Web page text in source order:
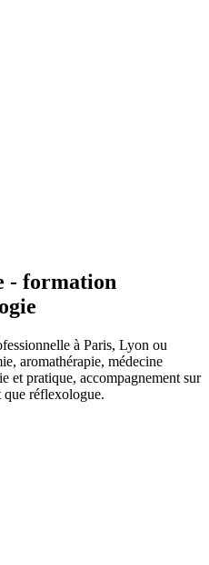
- formation
à Paris, Lyon ou
aromathérapie, médecine
et pratique, accompagnement sur
que réflexologue.